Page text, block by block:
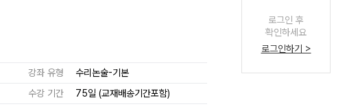
강좌 유형
수리논술-기본
수강 기간
75일 (교재배송기간포함)
로그인 후
확인하세요
로그인하기 >